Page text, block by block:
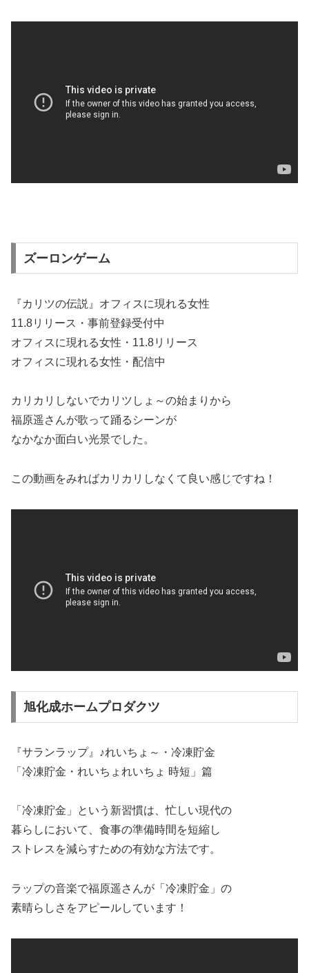
ズーロンゲーム
『カリツの伝説』オフィスに現れる女性
11.8リリース・事前登録受付中
オフィスに現れる女性・11.8リリース
オフィスに現れる女性・配信中
カリカリしないでカリツしょ～の始まりから
福原遥さんが歌って踊るシーンが
なかなか面白い光景でした。
この動画をみればカリカリしなくて良い感じですね！
旭化成ホームプロダクツ
『サランラップ』♪れいちょ～・冷凍貯金
「冷凍貯金・れいちょれいちょ 時短」篇
「冷凍貯金」という新習慣は、忙しい現代の
暮らしにおいて、食事の準備時間を短縮し
ストレスを減らすための有効な方法です。
ラップの音楽で福原遥さんが「冷凍貯金」の
素晴らしさをアピールしています！